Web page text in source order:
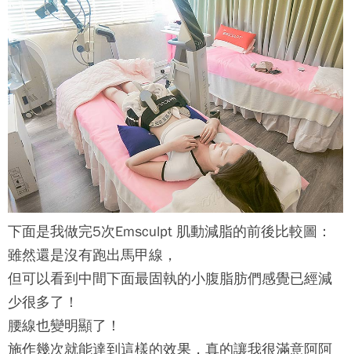
下面是我做完5次Emsculpt 肌動減脂的前後比較圖：
雖然還是沒有跑出馬甲線，
但可以看到中間下面最固執的小腹脂肪們感覺已經減
少很多了！
腰線也變明顯了！
施作幾次就能達到這樣的效果，真的讓我很滿意阿阿